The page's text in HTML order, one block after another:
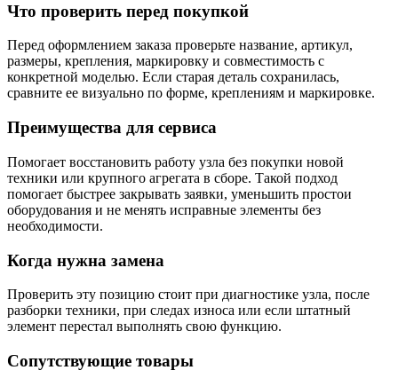
Что проверить перед покупкой
Перед оформлением заказа проверьте название, артикул,
размеры, крепления, маркировку и совместимость с
конкретной моделью. Если старая деталь сохранилась,
сравните ее визуально по форме, креплениям и маркировке.
Преимущества для сервиса
Помогает восстановить работу узла без покупки новой
техники или крупного агрегата в сборе. Такой подход
помогает быстрее закрывать заявки, уменьшить простои
оборудования и не менять исправные элементы без
необходимости.
Когда нужна замена
Проверить эту позицию стоит при диагностике узла, после
разборки техники, при следах износа или если штатный
элемент перестал выполнять свою функцию.
Сопутствующие товары